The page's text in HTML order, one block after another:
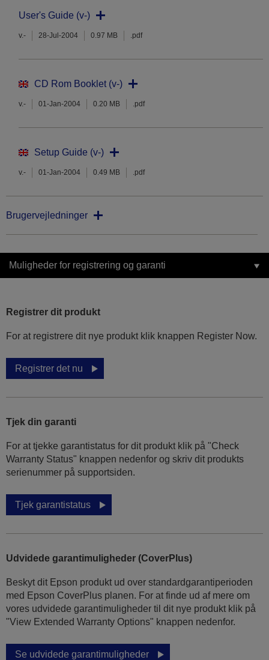
User's Guide (v-)
v.- 28-Jul-2004 0.97 MB .pdf
CD Rom Booklet (v-)
v.- 01-Jan-2004 0.20 MB .pdf
Setup Guide (v-)
v.- 01-Jan-2004 0.49 MB .pdf
Brugervejledninger
Muligheder for registrering og garanti
Registrer dit produkt
For at registrere dit nye produkt klik knappen Register Now.
Registrer det nu
Tjek din garanti
For at tjekke garantistatus for dit produkt klik på "Check
Warranty Status" knappen nedenfor og skriv dit produkts
serienummer på supportsiden.
Tjek garantistatus
Udvidede garantimuligheder (CoverPlus)
Beskyt dit Epson produkt ud over standardgarantiperioden
med Epson CoverPlus planen. For at finde ud af mere om
vores udvidede garantimuligheder til dit nye produkt klik på
"View Extended Warranty Options" knappen nedenfor.
Se udvidede garantimuligheder